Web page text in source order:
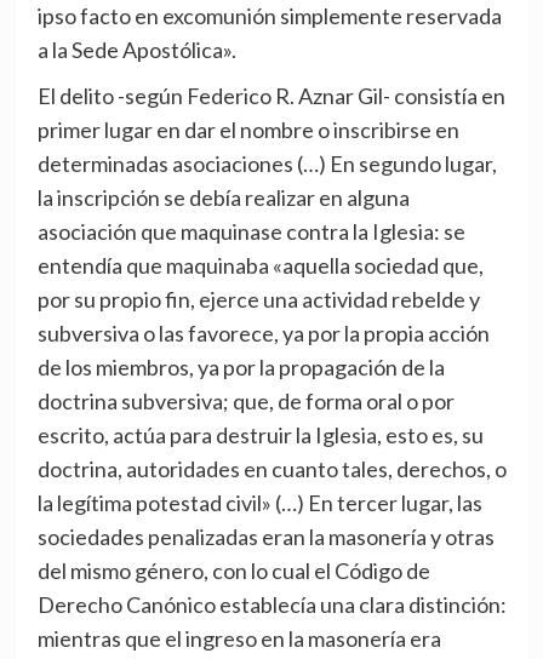
ipso facto en excomunión simplemente reservada
a la Sede Apostólica».
El delito -según Federico R. Aznar Gil- consistía en
primer lugar en dar el nombre o inscribirse en
determinadas asociaciones (…) En segundo lugar,
la inscripción se debía realizar en alguna
asociación que maquinase contra la Iglesia: se
entendía que maquinaba «aquella sociedad que,
por su propio fin, ejerce una actividad rebelde y
subversiva o las favorece, ya por la propia acción
de los miembros, ya por la propagación de la
doctrina subversiva; que, de forma oral o por
escrito, actúa para destruir la Iglesia, esto es, su
doctrina, autoridades en cuanto tales, derechos, o
la legítima potestad civil» (…) En tercer lugar, las
sociedades penalizadas eran la masonería y otras
del mismo género, con lo cual el Código de
Derecho Canónico establecía una clara distinción:
mientras que el ingreso en la masonería era